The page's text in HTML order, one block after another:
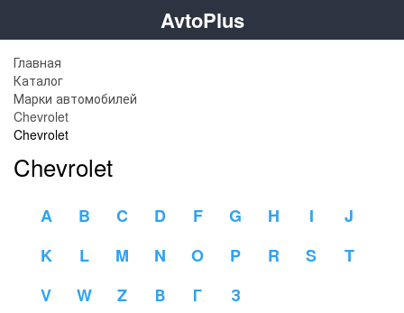
AvtoPlus
Главная
Каталог
Марки автомобилей
Chevrolet
Chevrolet
Chevrolet
A B C D F G H I
J
K
L M N O P R S
T
V
W Z В Г З